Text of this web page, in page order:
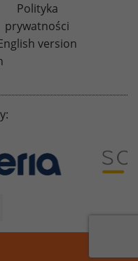
Polityka
prywatności
version